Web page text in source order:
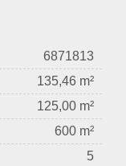
6871813
135,46 m²
125,00 m²
600 m²
5